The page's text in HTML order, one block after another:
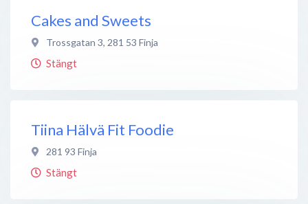
Cakes and Sweets
Trossgatan 3, 281 53 Finja
Stängt
Tiina Hälvä Fit Foodie
281 93 Finja
Stängt